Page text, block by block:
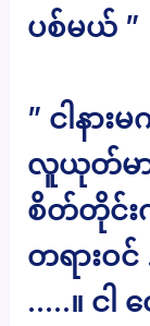
ပစ်မယ် ”
” ငါနာ
လူယုတ်မာ
စိတ်တိုင်း
တရားဝ
…..။ ငါ